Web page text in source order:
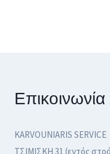
Επικοινωνία
KARVOUNIARIS SERVICE
ΤΣΙΜΙΣΚΗ 31 (εντός